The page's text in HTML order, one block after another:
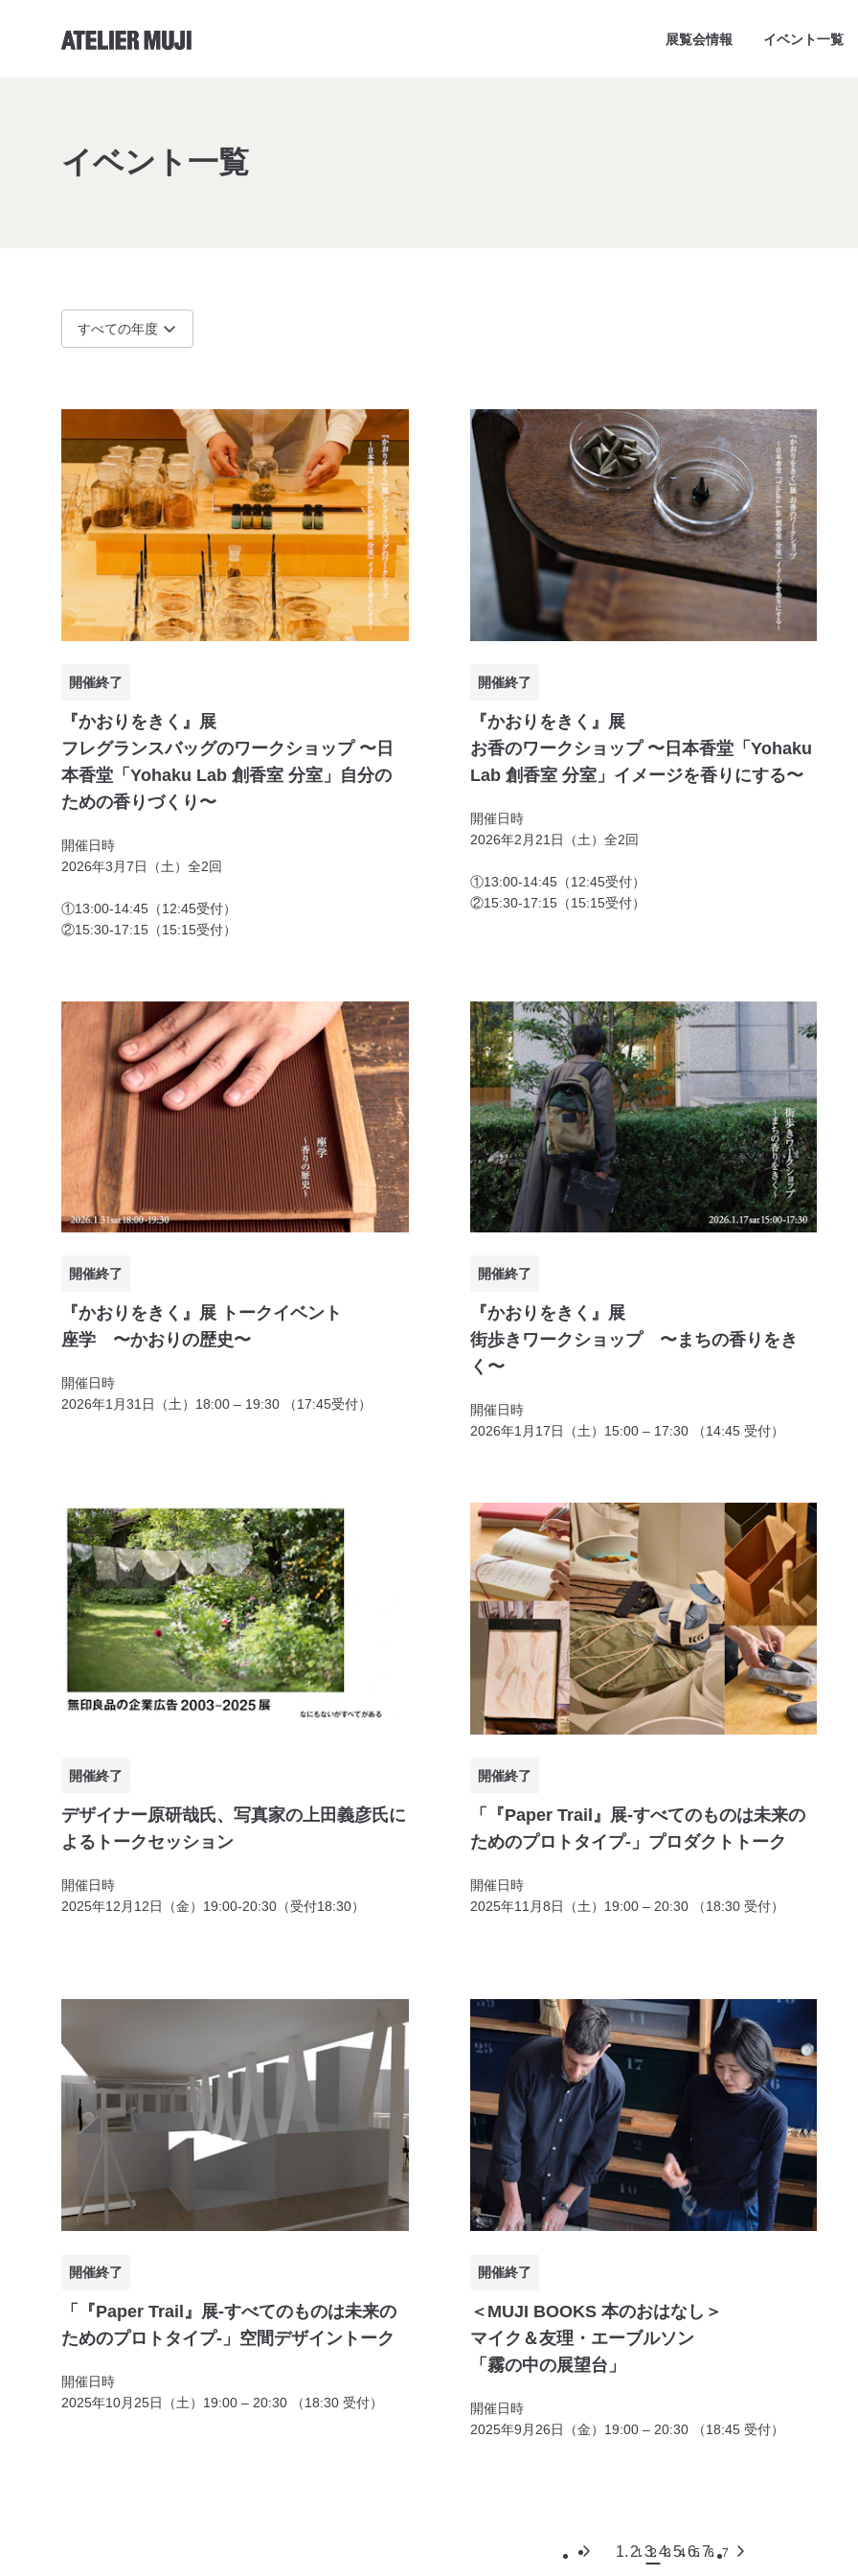
展覧会情報 イベント一覧
イベント一覧
開催終了
『かおりをきく』展
フレグランスバッグのワークショップ 〜日
本香堂「Yohaku Lab 創香室 分室」自分の
ための香りづくり〜
開催日時
2026年3月7日（土）全2回
①13:00-14:45（12:45受付）
②15:30-17:15（15:15受付）
開催終了
『かおりをきく』展
お香のワークショップ 〜日本香堂「Yohaku
Lab 創香室 分室」イメージを香りにする〜
開催日時
2026年2月21日（土）全2回
①13:00-14:45（12:45受付）
②15:30-17:15（15:15受付）
開催終了
『かおりをきく』展 トークイベント
座学 〜かおりの歴史〜
開催日時
2026年1月31日（土）18:00 – 19:30 （17:45受付）
開催終了
『かおりをきく』展
街歩きワークショップ 〜まちの香りをき
く〜
開催日時
2026年1月17日（土）15:00 – 17:30 （14:45 受付）
開催終了
デザイナー原研哉氏、写真家の上田義彦氏に
よるトークセッション
開催日時
2025年12月12日（金）19:00-20:30（受付18:30）
開催終了
「『Paper Trail』展-すべてのものは未来の
ためのプロトタイプ-」プロダクトトーク
開催日時
2025年11月8日（土）19:00 – 20:30 （18:30 受付）
開催終了
「『Paper Trail』展-すべてのものは未来の
ためのプロトタイプ-」空間デザイントーク
開催日時
2025年10月25日（土）19:00 – 20:30 （18:30 受付）
開催終了
＜MUJI BOOKS 本のおはなし＞
マイク＆友理・エーブルソン
「霧の中の展望台」
開催日時
2025年9月26日（金）19:00 – 20:30 （18:45 受付）
1 2 3 4 5 6 7